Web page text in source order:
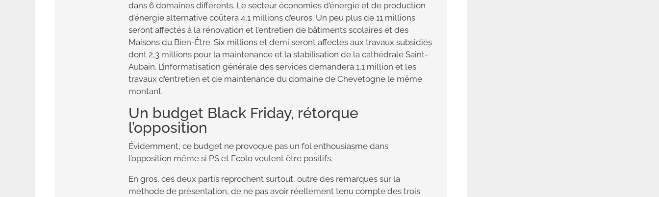
dans 6 domaines différents. Le secteur économies d’énergie et de production
d’énergie alternative coûtera 4,1 millions d’euros. Un peu plus de 11 millions
seront affectés à la rénovation et l’entretien de bâtiments scolaires et des
Maisons du Bien-Être. Six millions et demi seront affectés aux travaux subsidiés
dont 2,3 millions pour la maintenance et la stabilisation de la cathédrale Saint-
Aubain. L’informatisation générale des services demandera 1,1 million et les
travaux d’entretien et de maintenance du domaine de Chevetogne le même
montant.
Un budget Black Friday, rétorque
l’opposition
Évidemment, ce budget ne provoque pas un fol enthousiasme dans
l’opposition même si PS et Ecolo veulent être positifs.
En gros, ces deux partis reprochent surtout, outre des remarques sur la
méthode de présentation, de ne pas avoir réellement tenu compte des trois